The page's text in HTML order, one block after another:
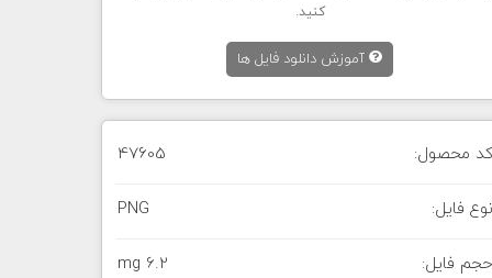
کنید.
آموزش دانلود فایل ها
کد محصول: 47605
نوع فایل: PNG
حجم فایل: 6.2 mg